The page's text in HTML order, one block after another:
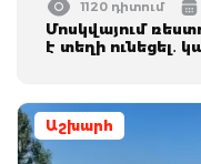
1120 դիտում
Մոսկվայում
է տեղի ունեցել․
Աշխարհ